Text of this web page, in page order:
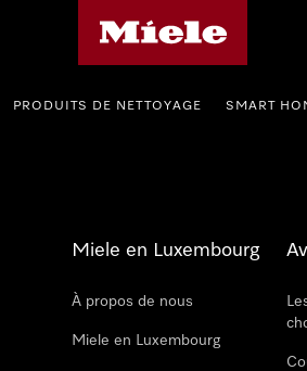
PRODUITS DE NETTOYAGE SMART
Miele en Luxembourg
À propos de nous
Miele en Luxembourg